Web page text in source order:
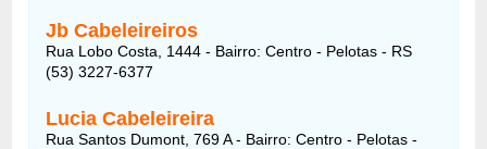
Jb Cabeleireiros
Rua Lobo Costa, 1444 - Bairro: Centro - Pelotas - RS
(53) 3227-6377
Lucia Cabeleireira
Rua Santos Dumont, 769 A - Bairro: Centro - Pelotas -